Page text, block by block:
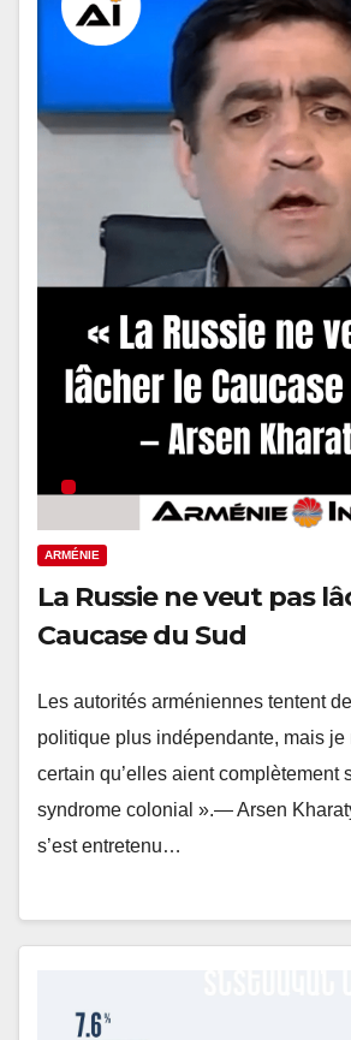
ARMÉNIE
La Russie ne veut pas
Caucase du Sud
Les autorités arméniennes tentent
politique plus indépendante, mais je
certain qu’elles aient complètement
syndrome colonial ».— Arsen
s’est entretenu…